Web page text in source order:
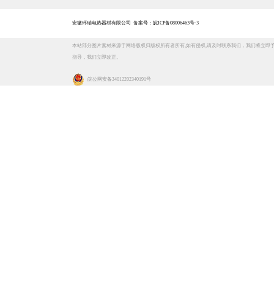
安徽环瑞电热器材有限公司 备案号：皖ICP备08006463号-3
本站部分图片素材来源于网络版权归版权所有者所有,如有侵权,请及时联系我们，我们将立
指导，我们立即改正。
皖公网安备 34012202340191号